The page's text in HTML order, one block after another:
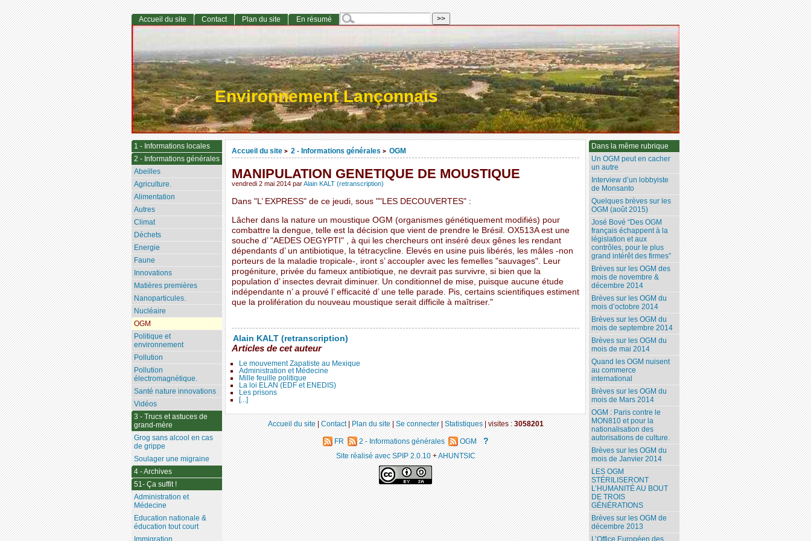
Environnement Lançonnais
Accueil du site > 2 - Informations générales > OGM
MANIPULATION GENETIQUE DE MOUSTIQUE
vendredi 2 mai 2014 parAlain KALT (retranscription)
Dans "L’ EXPRESS" de ce jeudi, sous ""LES DECOUVERTES" :
Lâcher dans la nature un moustique OGM (organismes génétiquement modifiés) pour
combattre la dengue, telle est la décision que vient de prendre le Brésil. OX513A est une
souche d’ "AEDES OEGYPTI" , à qui les chercheurs ont inséré deux gênes les rendant
dépendants d’ un antibiotique, la tétracycline. Elevés en usine puis libérés, les mâles -non
porteurs de la maladie tropicale-, iront s’ accoupler avec les femelles "sauvages". Leur
progéniture, privée du fameux antibiotique, ne devrait pas survivre, si bien que la
population d’ insectes devrait diminuer. Un conditionnel de mise, puisque aucune étude
indépendante n’ a prouvé l’ efficacité d’ une telle parade. Pis, certains scientifiques estiment
que la prolifération du nouveau moustique serait difficile à maîtriser."
Alain KALT (retranscription)
Articles de cet auteur
Le mouvement Zapatiste au Mexique
Administration et Médecine
Mille feuille politique
La loi ELAN (EDF et ENEDIS)
Les prisons
[...]
Dans la même rubrique
Un OGM peut en cacher
un autre
Interview d’un lobbyiste
de Monsanto
Quelques brèves sur les
OGM (août 2015)
José Bové “Des OGM
français échappent à la
législation et aux
contrôles, pour le plus
grand intérêt des firmes”
Brèves sur les OGM des
mois de novembre &
décembre 2014
Brèves sur les OGM du
mois d’octobre 2014
Brèves sur les OGM du
mois de septembre 2014
Brèves sur les OGM du
mois de mai 2014
Quand les OGM nuisent
au commerce
international
Brèves sur les OGM du
mois de Mars 2014
OGM : Paris contre le
MON810 et pour la
nationalisation des
autorisations de culture.
Brèves sur les OGM du
mois de Janvier 2014
LES OGM
STÉRILISERONT
L’HUMANITÉ AU BOUT
DE TROIS
GÉNÉRATIONS
Brèves sur les OGM de
décembre 2013
Accueil du site Contact Plan du site En résumé
1 - Informations locales
2 - Informations générales
Abeilles
Agriculture.
Alimentation
Autres
Climat
Déchets
Energie
Faune
Innovations
Matières premières
Nanoparticules.
Nucléaire
OGM
Politique et
environnement
Pollution
Pollution
électromagnétique.
Santé nature innovations
Vidéos
3 - Trucs et astuces de
grand-mère
Grog sans alcool en cas
de grippe
Soulager une migraine
4 - Archives
51- Ça suffit !
Administration et
Médecine
Education nationale &
éducation tout court
Accueil du site|Contact|Plan du site|Se connecter|Statistiques|visites :3058201
FR 2 - Informations générales OGM ?
Site réalisé avec SPIP 2.0.10+AHUNTSIC